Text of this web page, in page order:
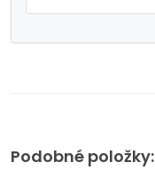
Podobné položky: